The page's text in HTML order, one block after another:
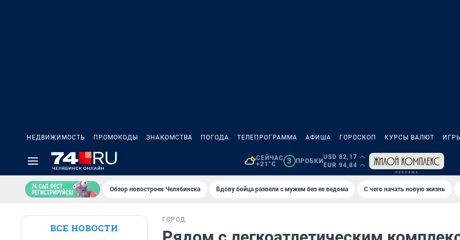
НЕДВИЖИМОСТЬ ПРОМОКОДЫ ЗНАКОМСТВА ПОГОДА ТЕЛЕПРОГРАММА АФИША ГОРОСКОП КУРСЫ ВАЛЮТ
СЕЙЧАС
+21°C
3 ПРОБКИ
USD 82,17
EUR 94,84
Обзор новостроек Челябинска Вдову бойца развели с мужем без ее ведома С чего начать новую жизнь
ВСЕ НОВОСТИ
ГОРОД